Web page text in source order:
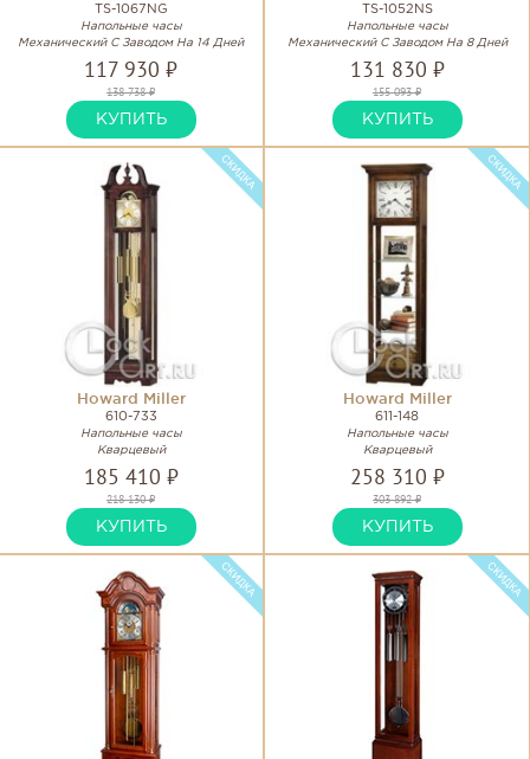
TS-1067NG
Напольные часы
Механический С Заводом На 14 Дней
117 930 ₽
138 738 ₽
КУПИТЬ
TS-1052NS
Напольные часы
Механический С Заводом На 8 Дней
131 830 ₽
155 093 ₽
КУПИТЬ
Howard Miller
610-733
Напольные часы
Кварцевый
185 410 ₽
218 130 ₽
КУПИТЬ
Howard Miller
611-148
Напольные часы
Кварцевый
258 310 ₽
303 892 ₽
КУПИТЬ